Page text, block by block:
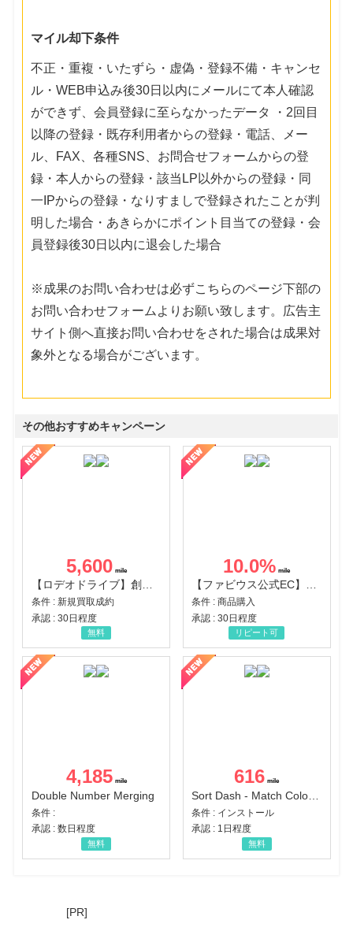
マイル却下条件
不正・重複・いたずら・虚偽・登録不備・キャンセ
ル・WEB申込み後30日以内にメールにて本人確認
ができず、会員登録に至らなかったデータ ・2回目
以降の登録・既存利用者からの登録・電話、メー
ル、FAX、各種SNS、お問合せフォームからの登
録・本人からの登録・該当LP以外からの登録・同
一IPからの登録・なりすましで登録されたことが判
明した場合・あきらかにポイント目当ての登録・会
員登録後30日以内に退会した場合
※成果のお問い合わせは必ずこちらのページ下部の
お問い合わせフォームよりお願い致します。広告主
サイト側へ直接お問い合わせをされた場合は成果対
象外となる場合がございます。
その他おすすめキャンペーン
5,600
【ロデオドライブ】創業70年の信頼と高価買取を実現！ブランド品・貴金属の無料査定
条件 : 新規買取成約
承認 : 30日程度
無料
10.0%
【ファビウス公式EC】すべての女性を美しくをテーマにした商品で女性の美を応援しています
条件 : 商品購入
承認 : 30日程度
リピート可
4,185
Double Number Merging
条件 :
承認 : 数日程度
無料
616
条件 : インストール
承認 : 1日程度
無料
[PR]